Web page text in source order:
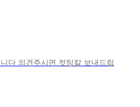
다 의견주시면 컷팅칼 보내드립